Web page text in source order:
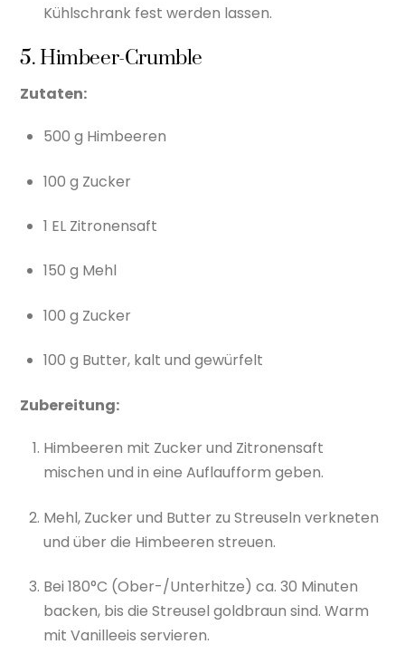
Kühlschrank fest werden lassen.
5. Himbeer-Crumble
Zutaten:
500 g Himbeeren
100 g Zucker
1 EL Zitronensaft
150 g Mehl
100 g Zucker
100 g Butter, kalt und gewürfelt
Zubereitung:
Himbeeren mit Zucker und Zitronensaft
mischen und in eine Auflaufform geben.
Mehl, Zucker und Butter zu Streuseln verkneten
und über die Himbeeren streuen.
Bei 180°C (Ober-/Unterhitze) ca. 30 Minuten
backen, bis die Streusel goldbraun sind. Warm
mit Vanilleeis servieren.